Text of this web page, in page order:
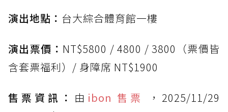
演出地點： 台大綜合體育館一樓
演出票價： NT$5800 / 4800 / 3800（票價皆
含套票福利）/ 身障席 NT$1900
售票資訊： 由 ibon 售票
，2025/11/29